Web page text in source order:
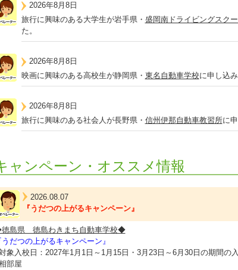
2026年8月8日
旅行に興味のある大学生が岩手県・ 盛岡南ドライビングスク
た。
2026年8月8日
映画に興味のある高校生が静岡県・ 東名自動車学校に申し込み
2026年8月8日
旅行に興味のある社会人が長野県・ 信州伊那自動車教習所に
ャンペーン・オススメ情報
2026.08.07
『うだつの上がるキャンペーン』
島県 徳島わきまち自動車学校◆
うだつの上がるキャンペーン』
象入校日：2027年1月1日～1月15日・3月23日～6月30日の期間の
部屋